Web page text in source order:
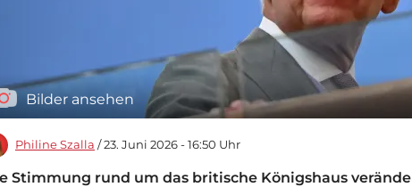
Bilder ansehen
Philine Szalla / 23. Juni 2026 - 16:50 Uhr
Stimmung rund um das britische Königshaus